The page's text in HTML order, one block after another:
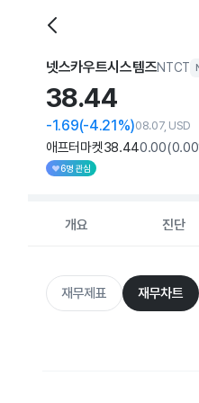
넷스카우트시스템즈NTCT
38.44
-1.69(-4.21%)08.07, USD
애프터마켓38.440.00(0
6명 관심
개요 진단
재무제표 재무차트